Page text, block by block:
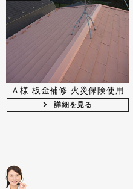
Ａ様 板金補修 火災保険使用
詳細を見る